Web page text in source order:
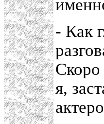
- Как
Скоро
я,